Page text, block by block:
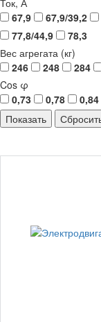
67,9
67,9/39,2
77,8/44,9
78,3
Вес агрегата (кг)
246
248 284
Cos φ
0,73
0,78 0,84